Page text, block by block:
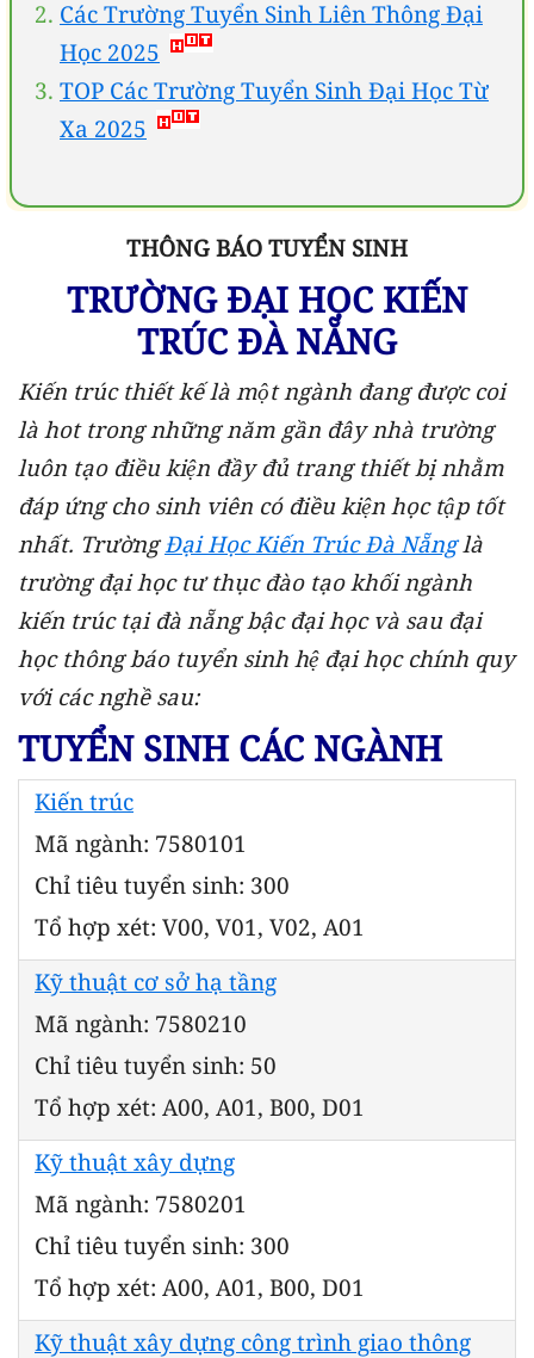
Các Trường Tuyển Sinh Liên Thông Đại
Học 2025
TOP Các Trường Tuyển Sinh Đại Học Từ
Xa 2025
THÔNG BÁO TUYỂN SINH
TRƯỜNG ĐẠI HỌC KIẾN
TRÚC ĐÀ NẴNG
Kiến trúc thiết kế là một ngành đang được coi
là hot trong những năm gần đây nhà trường
luôn tạo điều kiện đầy đủ trang thiết bị nhằm
đáp ứng cho sinh viên có điều kiện học tập tốt
nhất. TrườngĐại Học Kiến Trúc Đà Nẵnglà
trường đại học tư thục đào tạo khối ngành
kiến trúc tại đà nẵng bậc đại học và sau đại
học thông báo tuyển sinh hệ đại học chính quy
với các nghề sau:
TUYỂN SINH CÁC NGÀNH
Kiến trúc
Mã ngành: 7580101
Chỉ tiêu tuyển sinh: 300
Tổ hợp xét: V00, V01, V02, A01
Kỹ thuật cơ sở hạ tầng
Mã ngành: 7580210
Chỉ tiêu tuyển sinh: 50
Tổ hợp xét: A00, A01, B00, D01
Kỹ thuật xây dựng
Mã ngành: 7580201
Chỉ tiêu tuyển sinh: 300
Tổ hợp xét: A00, A01, B00, D01
Kỹ thuật xây dựng công trình giao thông